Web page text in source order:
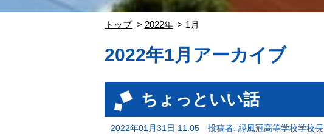
トップ 2022年 1月
2022年1月アーカイブ
ちょっといい話
2022年01月31日 11:05 投稿者: 緑風冠高等学校学校長